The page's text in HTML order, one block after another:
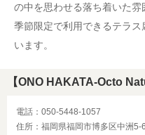
の中を思わせる落ち着いた雰
季節限定で利用できるテラ
います。
【ONO HAKATA-Octo
電話：050-5448-1057
住所：福岡県福岡市博多区中洲